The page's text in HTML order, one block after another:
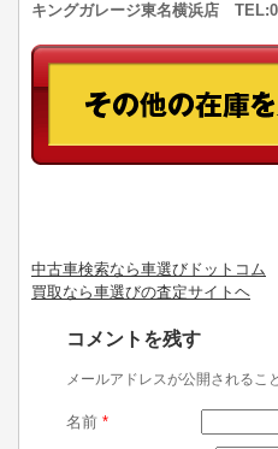
キングガレージ東名横浜店
中古車検索なら車選びドットコム
買取なら車選びの査定サイトヘ
コメントを残す
メールアドレスが公開されるこ
名前 *